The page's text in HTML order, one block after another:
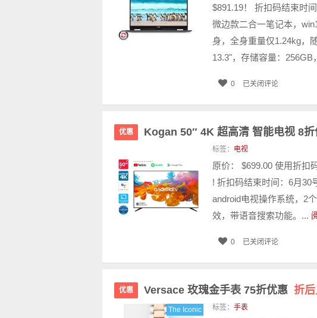
$891.19！ 折扣码结束时
微边款二合一笔记本，
身，全身重量仅1.24kg，
13.3"，存储容量：256GB
0 已关闭评论
优惠 Kogan 50″ 4K 超高清 智能电视 8折
标签： 电视
原价： $699.00 使用折扣
! 折扣码结束时间：6月30
android电视操作系统，2
效，带语音搜索功能。...
0 已关闭评论
优惠 Versace 玫瑰金手表 75折优惠 折后
The Iconic 标签： 手表